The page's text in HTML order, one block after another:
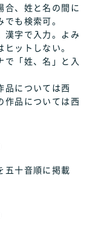
合、姓と名の間に
も検索可。
漢字で入力。よみ
ットしない。
で「姓、名」と入
品については西
作品については西
五十音順に掲載